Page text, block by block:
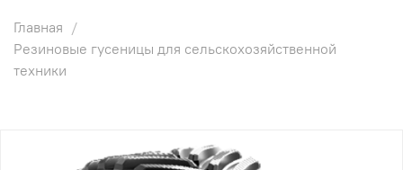
Главная
Резиновые гусеницы для сельскохозяйственной
техники